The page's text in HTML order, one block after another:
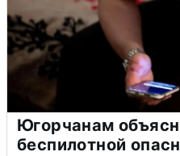
Югорчанам
беспилотной